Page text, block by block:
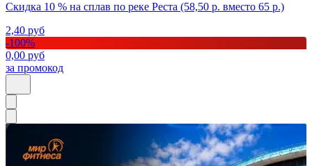
Скидка 10 % на сплав по реке Реста (58,50 р. вместо 65 р.)
2,40 руб
-100%
0,00 руб
за промокод